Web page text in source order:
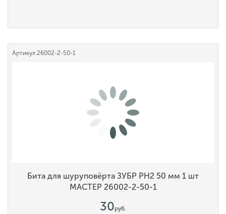
Артикул 26002-2-50-1
Бита для шуруповёрта ЗУБР PH2 50 мм 1 шт
МАСТЕР 26002-2-50-1
30руб.